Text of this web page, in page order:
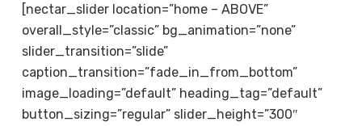
[nectar_slider location=”home – ABOVE”
overall_style=”classic” bg_animation=”none”
slider_transition=”slide”
caption_transition=”fade_in_from_bottom”
image_loading=”default” heading_tag=”default”
button_sizing=”regular” slider_height=”300″